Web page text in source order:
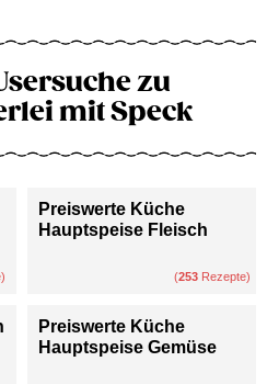
zu
mit Speck
Preiswerte Küche
Hauptspeise Fleisch
(253 Rezepte)
Preiswerte Küche
Hauptspeise Gemüse